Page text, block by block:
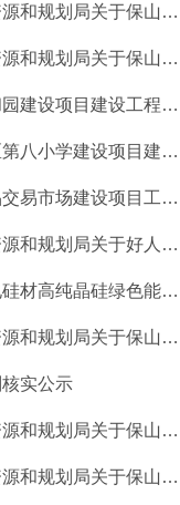
保山市自然资源和规划局关于保山市隆阳区工人文化宫建设项目机械立体停...
保山市自然资源和规划局关于保山吾悦广场1#地块一期规划许可的公布
天九江南里和园建设项目建设工程规划核实公示
保山市隆阳区第八小学建设项目建设工程规划核实意见信息公示
南苑农副产品交易市场建设项目工程规划核实信息公示表
保山市自然资源和规划局关于好人家蹦床公园（临时）建设项目规划方案公示
云南通威水电硅材高纯晶硅绿色能源项目(二期20万吨/年高纯晶硅项目）厂...
保山市自然资源和规划局关于保山青华海经济综合体3#地块建设项目规划调...
实公示
保山市自然资源和规划局关于保山青华海片区22号地块开发建设项目规划方...
保山市自然资源和规划局关于保山市隆阳区第一中学扩建项目规划方案公示